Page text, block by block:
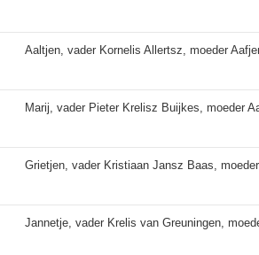
Aaltjen, vader Kornelis Allertsz, moeder
Marij, vader Pieter Krelisz Buijkes, moeder
Grietjen, vader Kristiaan Jansz Baas,
Jannetje, vader Krelis van Greuningen,